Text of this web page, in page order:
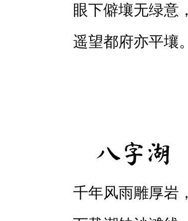
眼下僻壤无绿意，
遥望都府亦平壤。
八字湖
千年风雨雕厚岩，